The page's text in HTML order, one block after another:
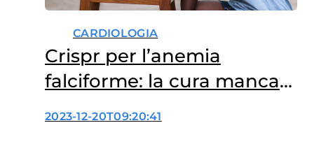
CARDIOLOGIA
Crispr per l’anemia
falciforme: la cura manca
dove serve
2023-12-20T09:20:41